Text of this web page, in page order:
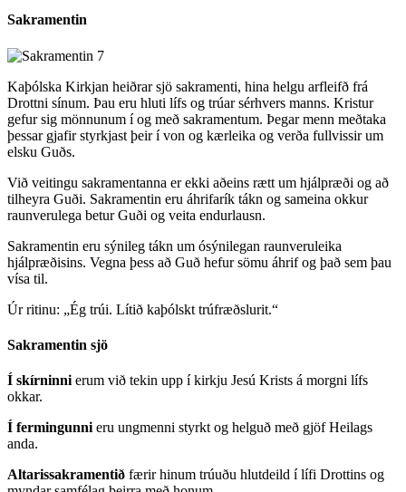
Sakramentin
Kaþólska Kirkjan heiðrar sjö sakramenti, hina helgu arfleifð frá
Drottni sínum. Þau eru hluti lífs og trúar sérhvers manns. Kristur
gefur sig mönnunum í og með sakramentum. Þegar menn meðtaka
þessar gjafir styrkjast þeir í von og kærleika og verða fullvissir um
elsku Guðs.
Við veitingu sakramentanna er ekki aðeins rætt um hjálpræði og að
tilheyra Guði. Sakramentin eru áhrifarík tákn og sameina okkur
raunverulega betur Guði og veita endurlausn.
Sakramentin eru sýnileg tákn um ósýnilegan raunveruleika
hjálpræðisins. Vegna þess að Guð hefur sömu áhrif og það sem þau
vísa til.
Úr ritinu: „Ég trúi. Lítið kaþólskt trúfræðslurit.“
Sakramentin sjö
Í skírninni erum við tekin upp í kirkju Jesú Krists á morgni lífs
okkar.
Í fermingunni eru ungmenni styrkt og helguð með gjöf Heilags
anda.
Altarissakramentið færir hinum trúuðu hlutdeild í lífi Drottins og